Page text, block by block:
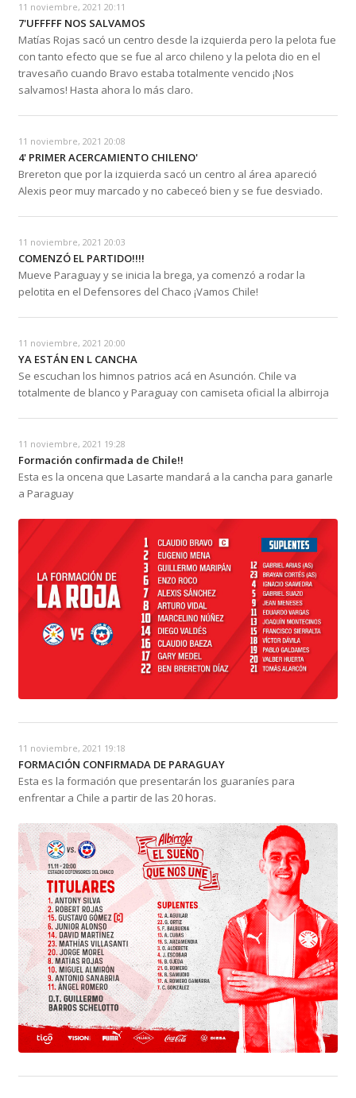
11 noviembre, 2021 20:11
7'UFFFFF NOS SALVAMOS
Matías Rojas sacó un centro desde la izquierda pero la pelota fue
con tanto efecto que se fue al arco chileno y la pelota dio en el
travesaño cuando Bravo estaba totalmente vencido ¡Nos
salvamos! Hasta ahora lo más claro.
11 noviembre, 2021 20:08
4' PRIMER ACERCAMIENTO CHILENO'
Brereton que por la izquierda sacó un centro al área apareció
Alexis peor muy marcado y no cabeceó bien y se fue desviado.
11 noviembre, 2021 20:03
COMENZÓ EL PARTIDO!!!!
Mueve Paraguay y se inicia la brega, ya comenzó a rodar la
pelotita en el Defensores del Chaco ¡Vamos Chile!
11 noviembre, 2021 20:00
YA ESTÁN EN L CANCHA
Se escuchan los himnos patrios acá en Asunción. Chile va
totalmente de blanco y Paraguay con camiseta oficial la albirroja
11 noviembre, 2021 19:28
Formación confirmada de Chile!!
Esta es la oncena que Lasarte mandará a la cancha para ganarle
a Paraguay
11 noviembre, 2021 19:18
FORMACIÓN CONFIRMADA DE PARAGUAY
Esta es la formación que presentarán los guaraníes para
enfrentar a Chile a partir de las 20 horas.